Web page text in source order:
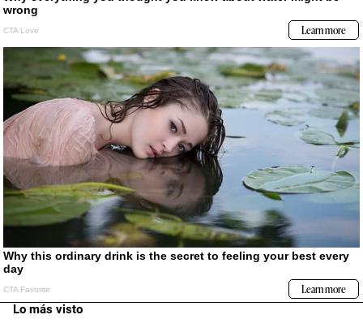
Lo más visto